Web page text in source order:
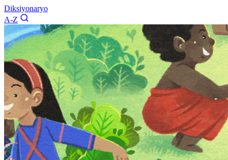
Diksiyonaryo
A-Z